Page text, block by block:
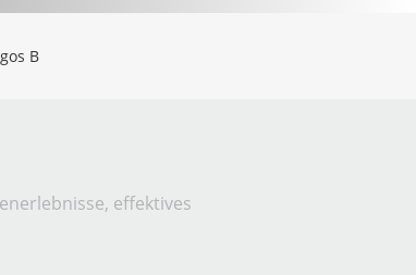
effektives